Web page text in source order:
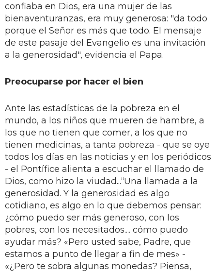
confiaba en Dios, era una mujer de las
bienaventuranzas, era muy generosa: "da todo
porque el Señor es más que todo. El mensaje
de este pasaje del Evangelio es una invitación
a la generosidad", evidencia el Papa.
Preocuparse por hacer el bien
Ante las estadísticas de la pobreza en el
mundo, a los niños que mueren de hambre, a
los que no tienen que comer, a los que no
tienen medicinas, a tanta pobreza - que se oye
todos los días en las noticias y en los periódicos
- el Pontífice alienta a escuchar el llamado de
Dios, como hizo la viudad...“Una llamada a la
generosidad. Y la generosidad es algo
cotidiano, es algo en lo que debemos pensar:
¿cómo puedo ser más generoso, con los
pobres, con los necesitados.... cómo puedo
ayudar más? «Pero usted sabe, Padre, que
estamos a punto de llegar a fin de mes» -
«¿Pero te sobra algunas monedas? Piensa,